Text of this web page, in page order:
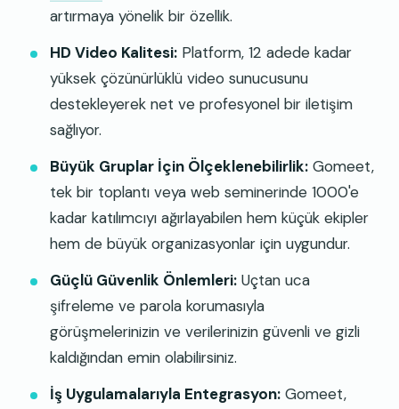
artırmaya yönelik bir özellik.
HD Video Kalitesi: Platform, 12 adede kadar
yüksek çözünürlüklü video sunucusunu
destekleyerek net ve profesyonel bir iletişim
sağlıyor.
Büyük Gruplar İçin Ölçeklenebilirlik: Gomeet,
tek bir toplantı veya web seminerinde 1000'e
kadar katılımcıyı ağırlayabilen hem küçük ekipler
hem de büyük organizasyonlar için uygundur.
Güçlü Güvenlik Önlemleri: Uçtan uca
şifreleme ve parola korumasıyla
görüşmelerinizin ve verilerinizin güvenli ve gizli
kaldığından emin olabilirsiniz.
İş Uygulamalarıyla Entegrasyon: Gomeet,